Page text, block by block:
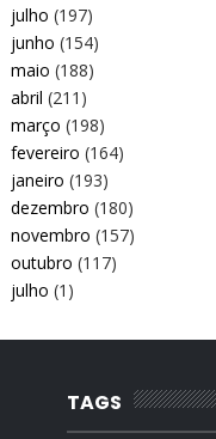
julho (197)
junho (154)
maio (188)
abril (211)
março (198)
fevereiro (164)
janeiro (193)
dezembro (180)
novembro (157)
outubro (117)
julho (1)
TAGS